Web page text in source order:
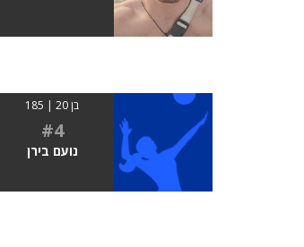
בן 20 | 185
#4
נועם בירן